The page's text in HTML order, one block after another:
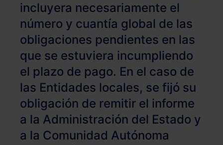
incluyera necesariamente el
número y cuantía global de las
obligaciones pendientes en las
que se estuviera incumpliendo
el plazo de pago. En el caso de
las Entidades locales, se fijó su
obligación de remitir el informe
a la Administración del Estado y
a la Comunidad Autónoma